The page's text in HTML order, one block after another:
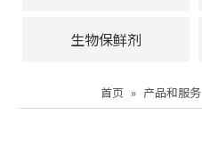
生物保鲜剂
首页 » 产品和服务